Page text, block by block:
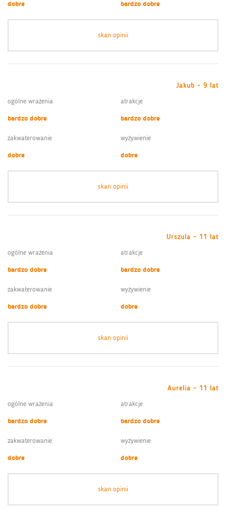
dobre bardzo dobre
skan opinii
Jakub - 9 lat
ogólne wrażenia
bardzo dobre
atrakcje
bardzo dobre
zakwaterowanie
dobre
wyżywienie
dobre
skan opinii
Urszula - 11 lat
ogólne wrażenia
bardzo dobre
atrakcje
bardzo dobre
zakwaterowanie
bardzo dobre
wyżywienie
dobre
skan opinii
Aurelia - 11 lat
ogólne wrażenia
bardzo dobre
atrakcje
bardzo dobre
zakwaterowanie
dobre
wyżywienie
dobre
skan opinii